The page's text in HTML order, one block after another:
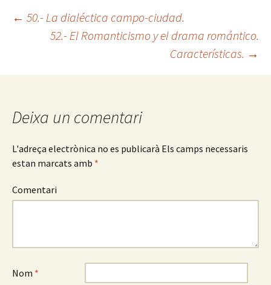
Navegació
pels
articles
← 50.- La dialéctica campo-ciudad.
52.- El Romanticismo y el drama romántico.
Características. →
Deixa un comentari
L'adreça electrònica no es publicarà Els camps necessaris
estan marcats amb *
Comentari
Nom *